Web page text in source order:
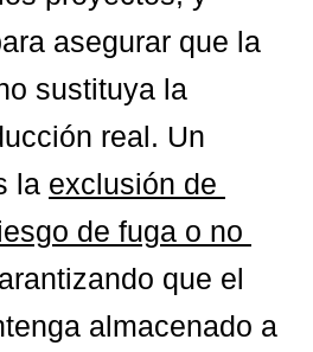
asegurar que la
sustituya la
real. Un
la exclusión de
de fuga o no
que el
almacenado a